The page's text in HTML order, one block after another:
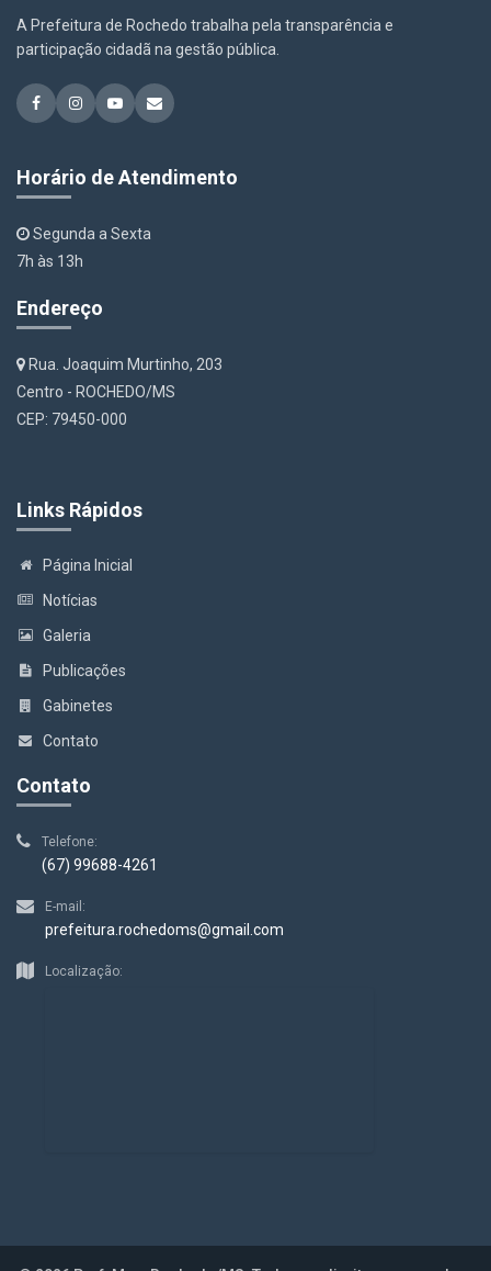
A Prefeitura de Rochedo trabalha pela transparência e
participação cidadã na gestão pública.
Horário de Atendimento
Segunda a Sexta
7h às 13h
Endereço
Rua. Joaquim Murtinho, 203
Centro - ROCHEDO/MS
CEP: 79450-000
Links Rápidos
Página Inicial
Notícias
Galeria
Publicações
Gabinetes
Contato
Contato
Telefone:
(67) 99688-4261
E-mail:
prefeitura.rochedoms@gmail.com
Localização: